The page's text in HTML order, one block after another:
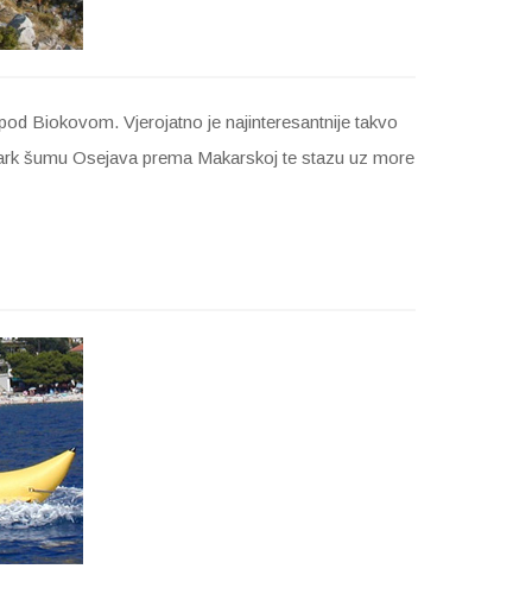
Biokovom. Vjerojatno je najinteresantnije takvo
šumu Osejava prema Makarskoj te stazu uz more